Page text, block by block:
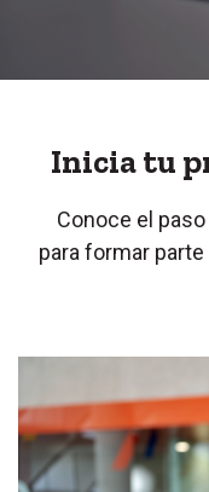
Inicia tu
Conoce el
para formar